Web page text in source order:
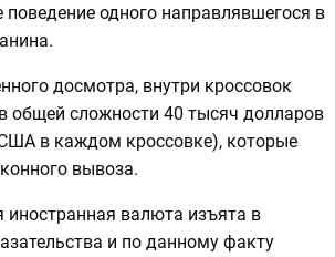
поведение одного направлявшегося в
досмотра, внутри кроссовок
сложности 40 тысяч долларов
в каждом кроссовке), которые
вывоза.
валюта изъята в
и по данному факту